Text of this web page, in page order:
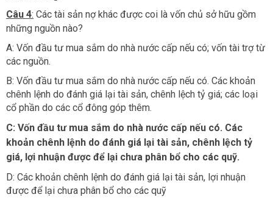
Câu 4: Các tài sản nợ khác được coi là vốn chủ sở hữu gồm
những nguồn nào?
A: Vốn đầu tư mua sắm do nhà nước cấp nếu có; vốn tài trợ từ
các nguồn.
B: Vốn đầu tư mua sắm do nhà nước cấp nếu có. Các khoản
chênh lệnh do đánh giá lại tài sản, chênh lệch tỷ giá; các loại
cổ phần do các cổ đông góp thêm.
C: Vốn đầu tư mua sắm do nhà nước cấp nếu có. Các
khoản chênh lệnh do đánh giá lại tài sản, chênh lệch tỷ
giá, lợi nhuận được để lại chưa phân bổ cho các quỹ.
D: Các khoản chênh lệnh do đánh giá lại tài sản, lợi nhuận
được để lại chưa phân bổ cho các quỹ​